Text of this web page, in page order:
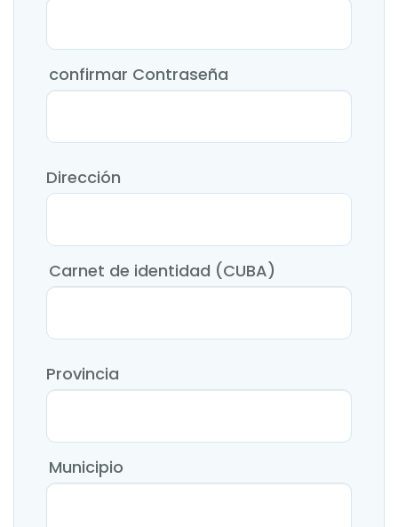
confirmar Contraseña
Dirección
Carnet de identidad (CUBA)
Provincia
Municipio